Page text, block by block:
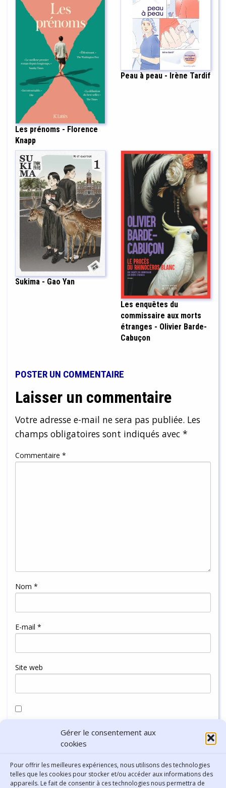
Gérer le consentement aux
cookies
Pour offrir les meilleures expériences, nous utilisons des technologies
telles que les cookies pour stocker et/ou accéder aux informations des
appareils. Le fait de consentir à ces technologies nous permettra de
Les prénoms - Florence
Knapp
Peau à peau - Irène Tardif
Sukima - Gao Yan
Les enquêtes du
commissaire aux morts
étranges - Olivier Barde-
Cabuçon
POSTER UN COMMENTAIRE
Laisser un commentaire
Votre adresse e-mail ne sera pas publiée. Les
champs obligatoires sont indiqués avec *
Commentaire *
Nom *
E-mail *
Site web
navigateur pour mon prochain commentaire.